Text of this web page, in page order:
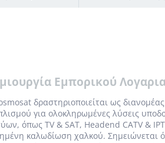
Εμπορικού
δραστηριοποιείται ως
για ολοκληρωμένες λύσεις
όπως TV & SAT, Headend CATV &
καλωδίωση χαλκού. Σημειώνεται